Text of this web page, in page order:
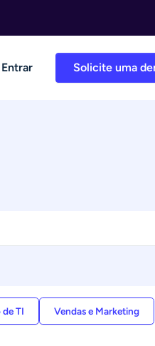
Solicite uma
Entrar
TI Vendas e Marketing